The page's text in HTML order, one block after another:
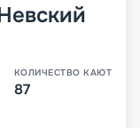
КОЛИЧЕСТВО КАЮТ
87